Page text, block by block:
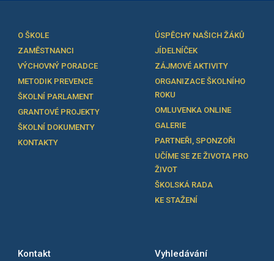
O ŠKOLE
ZAMĚSTNANCI
VÝCHOVNÝ PORADCE
METODIK PREVENCE
ŠKOLNÍ PARLAMENT
GRANTOVÉ PROJEKTY
ŠKOLNÍ DOKUMENTY
KONTAKTY
ÚSPĚCHY NAŠICH ŽÁKŮ
JÍDELNÍČEK
ZÁJMOVÉ AKTIVITY
ORGANIZACE ŠKOLNÍHO
ROKU
OMLUVENKA ONLINE
GALERIE
PARTNEŘI, SPONZOŘI
UČÍME SE ZE ŽIVOTA PRO
ŽIVOT
ŠKOLSKÁ RADA
KE STAŽENÍ
Kontakt Vyhledávání